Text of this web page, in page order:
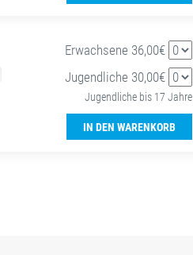
Erwachsene 36,00€
Jugendliche 30,00€
Jugendliche bis 17 Jahre
IN DEN WARENKORB